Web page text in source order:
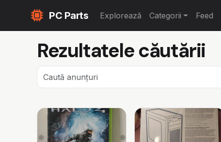
PC Parts Explorează Categorii Feed
Rezultatele căutării